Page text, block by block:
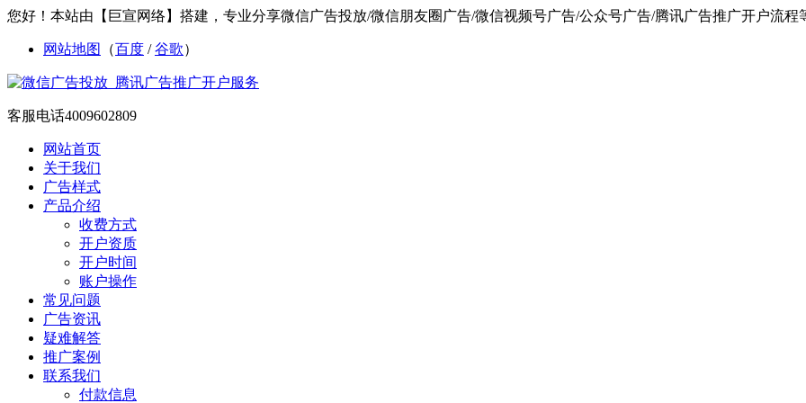
您好！本站由【巨宣网络】搭建，专业分享微信广告投放/微信朋友圈广告/微信视频号广告/公众号广告/腾讯广告推广开户流程
网站地图 （百度 /谷歌）
客服电话4009602809
网站首页
关于我们
广告样式
产品介绍
收费方式
开户资质
开户时间
账户操作
常见问题
广告资讯
疑难解答
推广案例
联系我们
付款信息